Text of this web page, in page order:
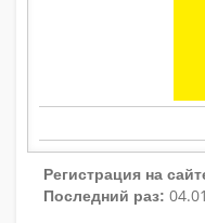
Регистрация на
Последний раз: